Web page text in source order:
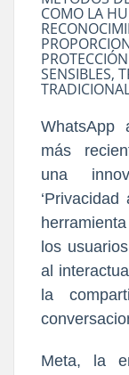
COMO LA
SENSIBLES,
WhatsApp
más
una
los
al
la
Meta, la